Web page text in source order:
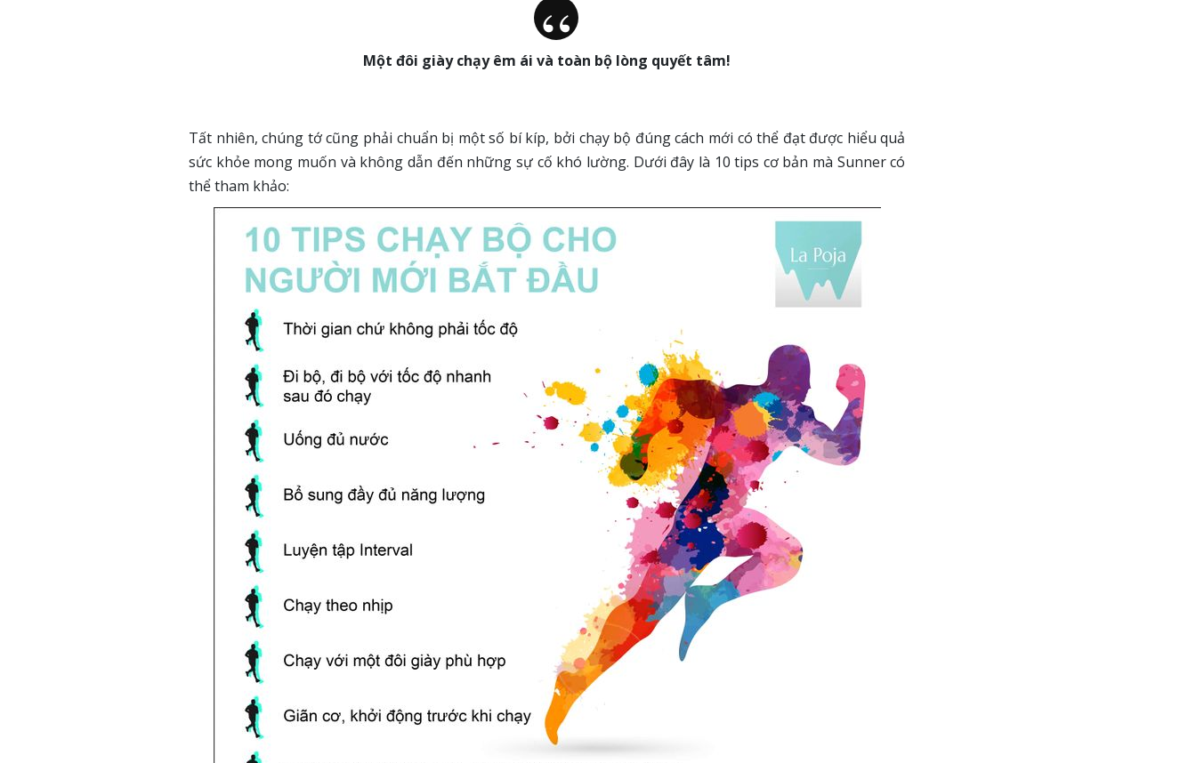
Một đôi giày chạy êm ái và toàn bộ lòng quyết tâm!
Tất nhiên, chúng tớ cũng phải chuẩn bị một số bí kíp, bởi chạy bộ đúng cách mới có thể đạt được hiểu quả
sức khỏe mong muốn và không dẫn đến những sự cố khó lường. Dưới đây là 10 tips cơ bản mà Sunner có
thể tham khảo: